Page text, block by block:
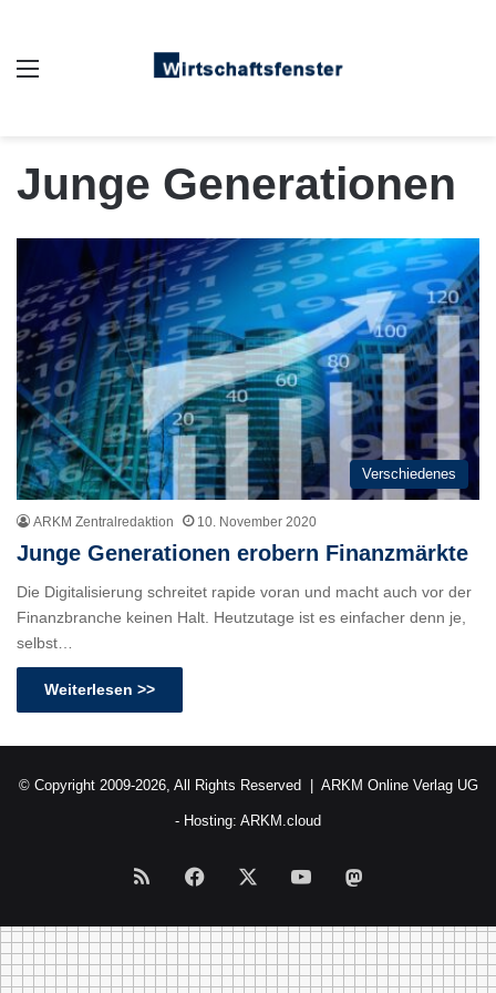
Junge Generationen
Verschiedenes
ARKM Zentralredaktion 10. November 2020
Junge Generationen erobern Finanzmärkte
Die Digitalisierung schreitet rapide voran und macht auch vor der
Finanzbranche keinen Halt. Heutzutage ist es einfacher denn je,
selbst…
Weiterlesen >>
© Copyright 2009-2026, All Rights Reserved | ARKM Online Verlag UG
- Hosting: ARKM.cloud
RSS Facebook YouTube